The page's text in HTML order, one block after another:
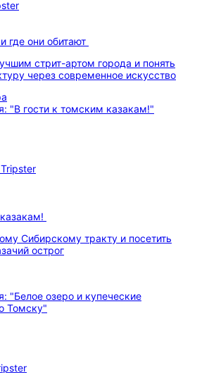
где они обитают
стрит-артом города и понять
через современное искусство
Сибирскому тракту и посетить
острог